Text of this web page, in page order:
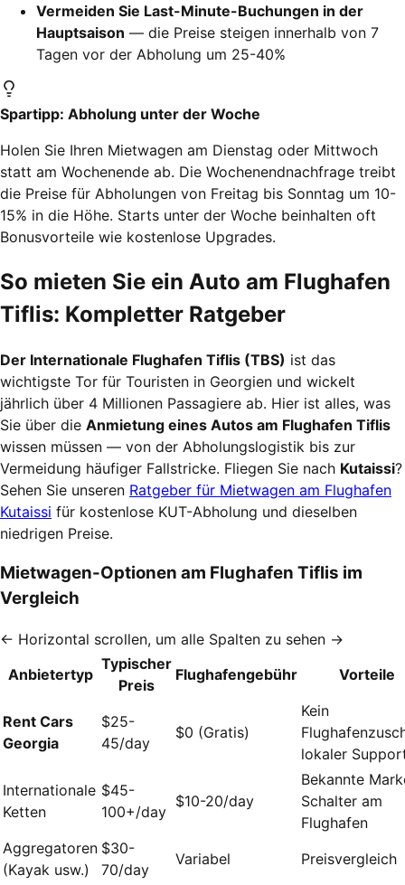
Vermeiden Sie Last-Minute-Buchungen in der
Hauptsaison — die Preise steigen innerhalb von 7
Tagen vor der Abholung um 25-40%
Spartipp: Abholung unter der Woche
Holen Sie Ihren Mietwagen am Dienstag oder Mittwoch
statt am Wochenende ab. Die Wochenendnachfrage treibt
die Preise für Abholungen von Freitag bis Sonntag um 10-
15% in die Höhe. Starts unter der Woche beinhalten oft
Bonusvorteile wie kostenlose Upgrades.
So mieten Sie ein Auto am Flughafen
Tiflis: Kompletter Ratgeber
Der Internationale Flughafen Tiflis (TBS) ist das
wichtigste Tor für Touristen in Georgien und wickelt
jährlich über 4 Millionen Passagiere ab. Hier ist alles, was
Sie über die Anmietung eines Autos am Flughafen Tiflis
wissen müssen — von der Abholungslogistik bis zur
Vermeidung häufiger Fallstricke. Fliegen Sie nach Kutaissi?
Sehen Sie unseren Ratgeber für Mietwagen am Flughafen
Kutaissi für kostenlose KUT-Abholung und dieselben
niedrigen Preise.
Mietwagen-Optionen am Flughafen Tiflis im
Vergleich
← Horizontal scrollen, um alle Spalten zu sehen →
Anbietertyp
Typischer
Preis
Flughafengebühr Vorteile
Rent Cars
Georgia
$25-
45/day
$0 (Gratis)
Kein
lokaler
Internationale
Ketten
$45-
100+/day
$10-20/day
Bekannte
Schalter am
Flughafen
Aggregatoren
(Kayak usw.)
$30-
70/day
Variabel
Preisvergleich